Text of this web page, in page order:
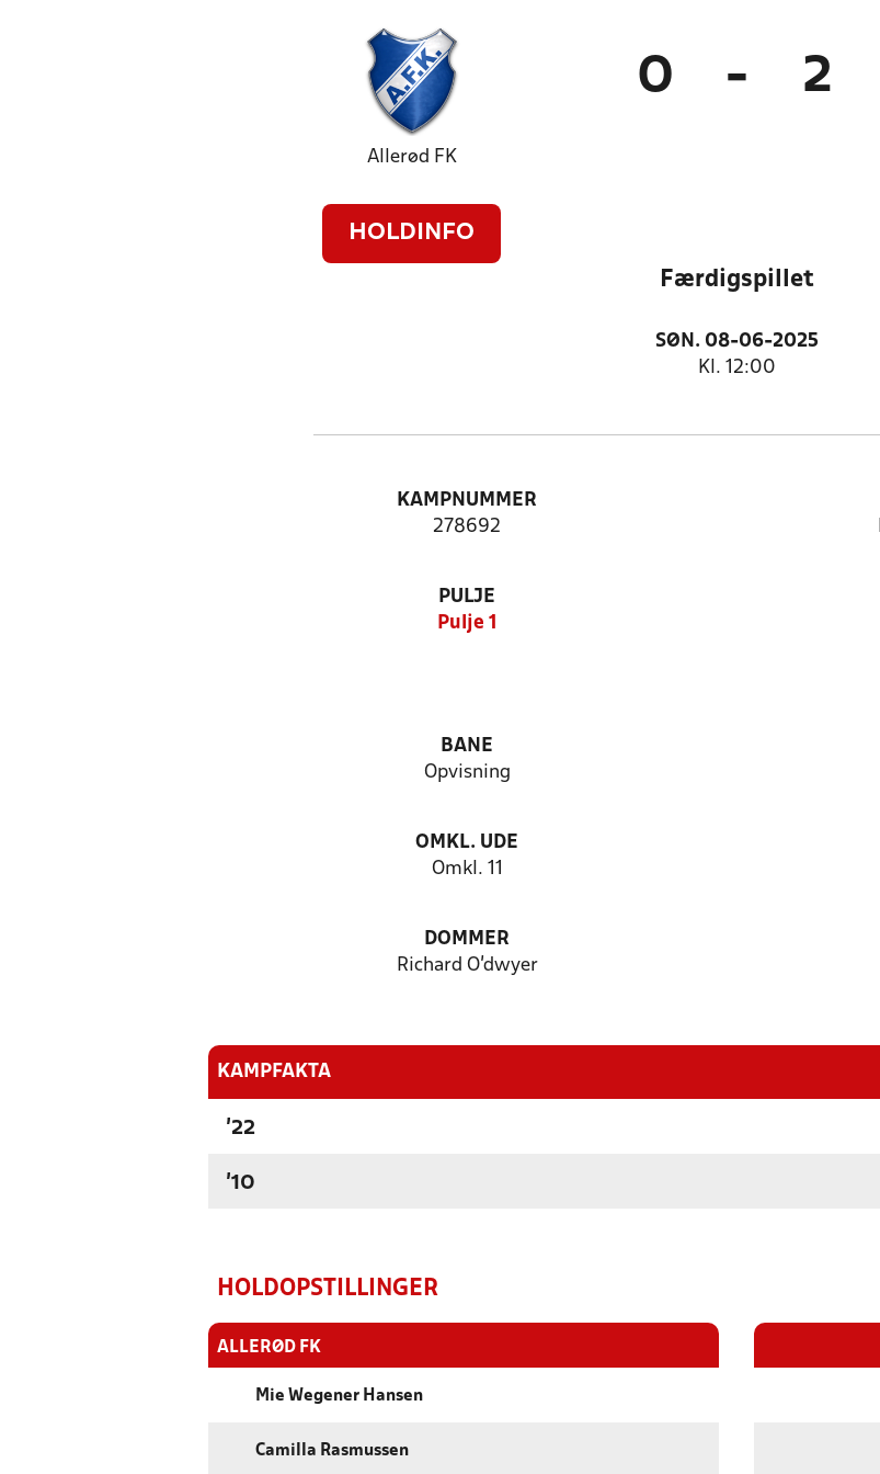
Allerød FK
HOLDINFO
0 - 2
Færdigspillet
SØN. 08-06-2025
Kl. 12:00
KAMPNUMMER
278692
PULJE
Pulje 1
BANE
Opvisning
OMKL. UDE
Omkl. 11
DOMMER
Richard O’dwyer
KAMPFAKTA
'22
'10
HOLDOPSTILLINGER
ALLERØD FK
Mie Wegener Hansen
Camilla Rasmussen